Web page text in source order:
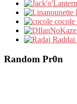
cocole
Raddai
Random Pr0n